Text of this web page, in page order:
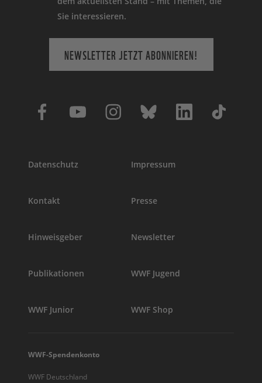
Sie interessieren.
NEWSLETTER JETZT ABONNIEREN!
Datenschutz Impressum
Kontakt Presse
Hinweisgeber Newsletter
Publikationen WWF Jugend
WWF Junior WWF Shop
WWF-Spendenkonto
WWF Deutschland